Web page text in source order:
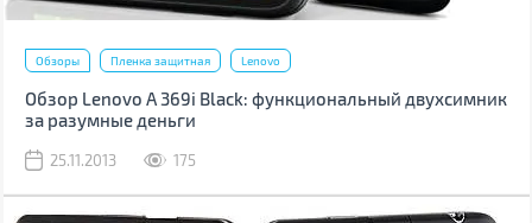
Обзоры Пленка защитная Lenovo
Обзор Lenovo A 369i Black: функциональный двухсимник
за разумные деньги
25.11.2013 175